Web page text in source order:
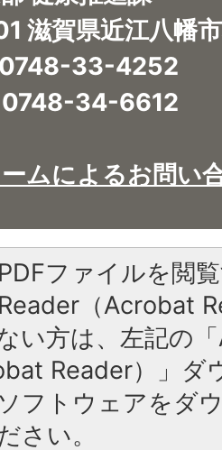
滋賀県近江八幡
0748-33-4252
0748-34-6612
ムによるお問い
PDFファイルを閲
Reader（Acrobat
い方は、左記の
Reader）」ダ
フトウェアをダ
さい。